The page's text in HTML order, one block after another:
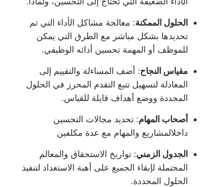
الحلول الممكنة: معالجة مشاكل الأداء التي تم
تحديدها بشكل مباشر مع الطرق التي يمكن
للموظف أو المهمة تحسين أدائه الوظيفي.
مقياس النجاح: أضف المساءلة والتقييم إلى
المعادلة لتسهيل تتبع التقدم المحرز في الحلول
المحددة ووضع أهداف قابلة للقياس.
أصحاب المهام: تحديد مجالات التحسين
داخلالمشاريع والمهام مع عدة مكلفين
الجدول الزمني: تواريخ الاستحقاق والمعالم
المحتملة لإبقاء الجميع على أهبة الاستعداد لتنفيذ
الحلول المحددة.